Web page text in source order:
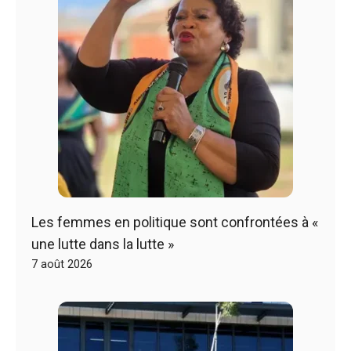
Les femmes en politique sont confrontées à «
une lutte dans la lutte »
7 août 2026